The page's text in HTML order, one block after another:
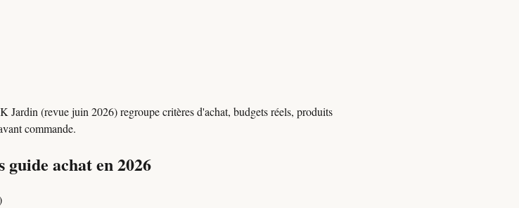
Jardin (revue juin 2026) regroupe critères d'achat, budgets réels, produits
commande.
achat en 2026